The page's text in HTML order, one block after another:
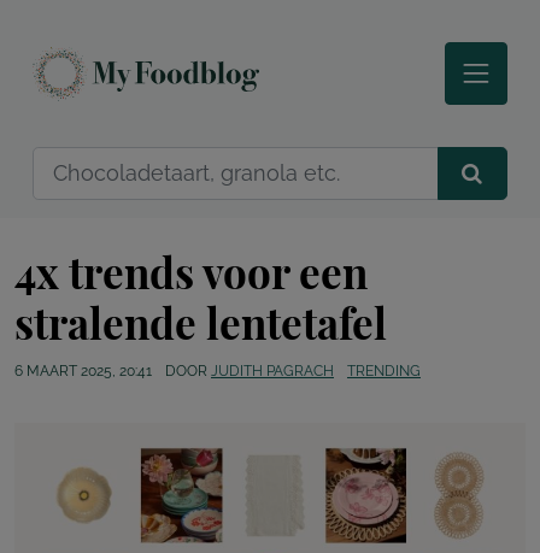
4x trends voor een
stralende lentetafel
6 MAART 2025, 20:41 DOOR JUDITH PAGRACH TRENDING